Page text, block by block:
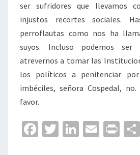
ser sufridores que llevamos
injustos recortes sociales.
perroflautas como nos ha
suyos. Incluso podemos
atrevernos a tomar las
los políticos a penitenciar
imbéciles, señora Cospedal,
favor.
Fa T
Li
E
Pr